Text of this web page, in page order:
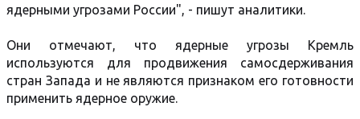
ядерными угрозами России", - пишут аналитики.
Они отмечают, что ядерные угрозы Кремль
используются для продвижения самосдерживания
стран Запада и не являются признаком его готовности
применить ядерное оружие.